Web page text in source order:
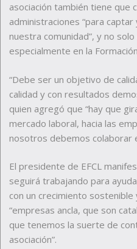
asociación también tiene que
administraciones “para
nuestra comunidad”, y no
especialmente en la
“Debe ser un objetivo de
calidad y con resultados
quien agregó que “hay que
mercado laboral, hacia las
nosotros debemos colaborar
El presidente de EFCL
seguirá trabajando para
con un crecimiento
“empresas ancla, que son
que tenemos la suerte de
asociación”.